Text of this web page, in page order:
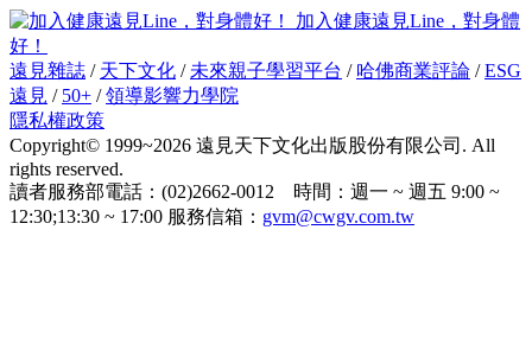
加入健康遠見Line，對身體
好！
遠見雜誌 / 天下文化 / 未來親子學習平台 / 哈佛商業評論 /ESG
遠見 / 50+ /領導影響力學院
隱私權政策
Copyright© 1999~2026 遠見天下文化出版股份有限公司. All
rights reserved.
讀者服務部電話：(02)2662-0012 時間：週一 ~ 週五 9:00 ~
12:30;13:30 ~ 17:00 服務信箱： gvm@cwgv.com.tw